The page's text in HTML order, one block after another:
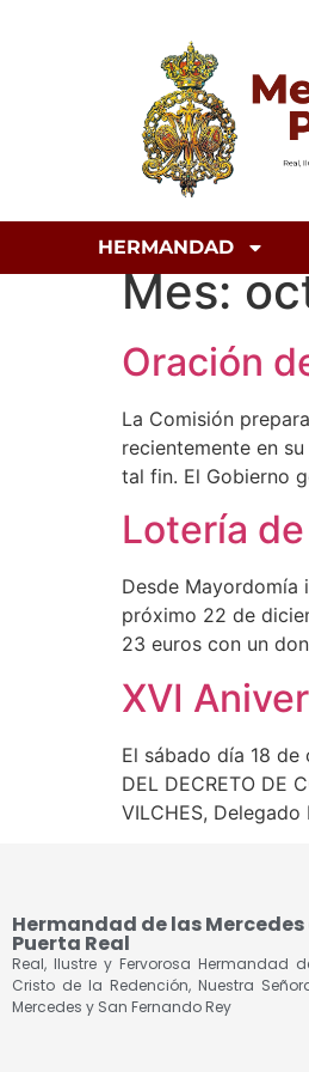
HERMANDAD
Mes:
Oración
La Comisión
recientemente en
tal fin. El Gobierno
Lotería
Desde
próximo 22 de
23 euros con un
XVI
El sábado día 18 de
DEL DECRETO DE
VILCHES,
Hermandad de las Mercedes
Puerta Real
Real, Ilustre y Fervorosa Hermandad
Cristo de la Redención, Nuestra
Mercedes y San Fernando Rey